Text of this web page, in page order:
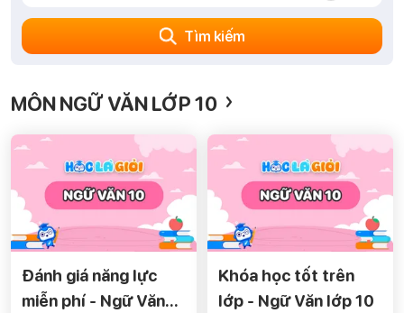
Tìm kiếm
MÔN NGỮ VĂN LỚP 10 ›
Đánh giá năng lực
miễn phí - Ngữ Văn
Khóa học tốt trên
lớp - Ngữ Văn lớp 10